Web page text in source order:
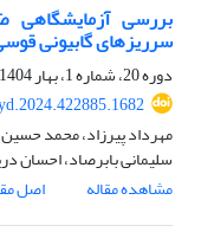
بررسی
سرریزهای گابیونی
دوره 20، شماره 1، بهار 1404، صفحه
مهرداد پیرزاد، محمد
سلیمانی بابرصاد، احسان
مشاهده مقاله
اصل